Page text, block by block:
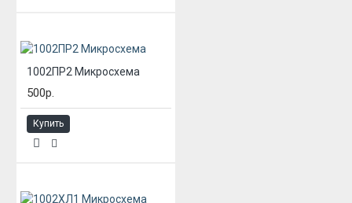
1002ПР2 Микросхема
500р.
Купить